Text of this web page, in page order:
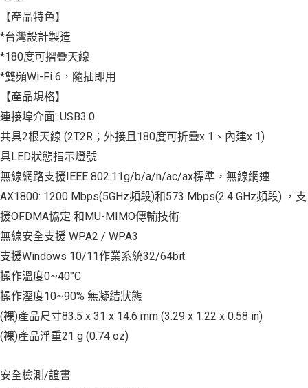
【產品特色】
*台灣設計製造
*180度可摺疊天線
*雙頻Wi-Fi 6，隨插即用
【產品規格】
連接埠介面: USB3.0
共具2根天線 (2T2R；外接且180度可折疊x 1、內建x 1)
具LED狀態指示燈號
無線網路支援IEEE 802.11g/b/a/n/ac/ax標準，無線網速
AX1800: 1200 Mbps(5GHz頻段)和573 Mbps(2.4 GHz頻段) ，支
援OFDMA協定 和MU-MIMO傳輸技術
無線安全支援 WPA2 / WPA3
支援Windows 10/11作業系統32/64bit
操作溫度0~40°C
操作溼度10~90% 無凝結狀態
(裸)產品尺寸83.5 x 31 x 14.6 mm (3.29 x 1.22 x 0.58 in)
(裸)產品淨重21 g (0.74 oz)
安全檢測/證書